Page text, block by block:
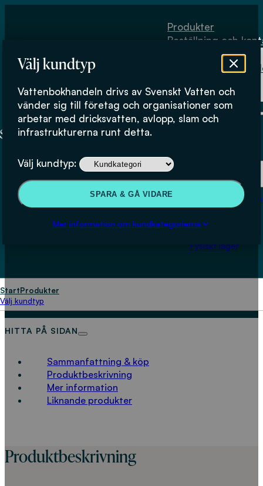
Välj kundtyp
Vattenbokhandeln drivs av Svenskt Vatten och
vänder sig till företag och organisationer som
arbetar med dricksvatten, avlopp, slam och
infrastrukturerna runt detta.
Välj kundtyp:
SPARA & GÅ VIDARE
Mer information om kundkategorierna
Produkter
Beställning och
Fysiskt lager
Beställning och kontakt
Om
Köpvillkor
Fysiskt lager
StartProdukter
Välj kundtyp
Utformning och
LADDA NED
HITTA PÅ SIDAN
Sammanfattning & köp
Produktbeskrivning
Mer information
Liknande produkter
Produktbeskrivning